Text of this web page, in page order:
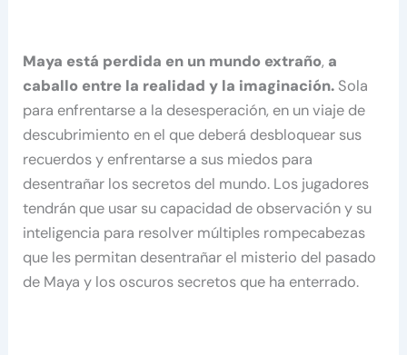
Maya está perdida en un mundo extraño, a
caballo entre la realidad y la imaginación. Sola
para enfrentarse a la desesperación, en un viaje de
descubrimiento en el que deberá desbloquear sus
recuerdos y enfrentarse a sus miedos para
desentrañar los secretos del mundo. Los jugadores
tendrán que usar su capacidad de observación y su
inteligencia para resolver múltiples rompecabezas
que les permitan desentrañar el misterio del pasado
de Maya y los oscuros secretos que ha enterrado.